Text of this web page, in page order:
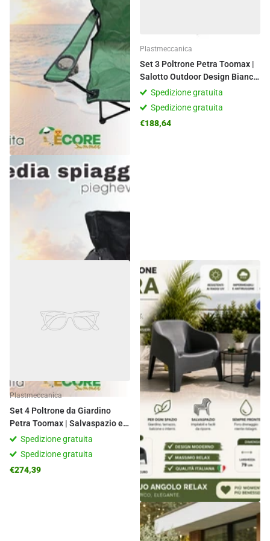
Ecore Home
Poltrona Camping Pieghevole |
Contattaci
Contattaci
€20,16
Plastmeccanica
Set 3 Poltrone Petra Toomax |
Salotto Outdoor Design Bianco
o Antracite
Spedizione gratuita
Spedizione gratuita
€188,64
Plastmeccanica
Set 4 Poltrone da Giardino
Petra Toomax | Salvaspazio e
Resistenti UV
Spedizione gratuita
Spedizione gratuita
€274,39
Plastmeccanica
Set 2 Poltrone Petra Toomax